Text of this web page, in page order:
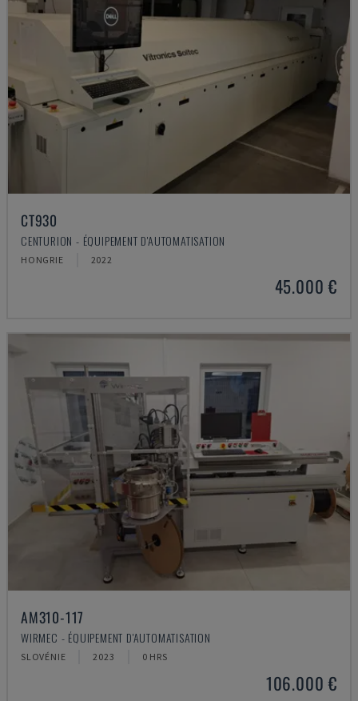
CT930
CENTURION - ÉQUIPEMENT D'AUTOMATISATION
HONGRIE 2022
45.000 €
AM310-117
WIRMEC - ÉQUIPEMENT D'AUTOMATISATION
SLOVÉNIE 2023 0 HRS
106.000 €